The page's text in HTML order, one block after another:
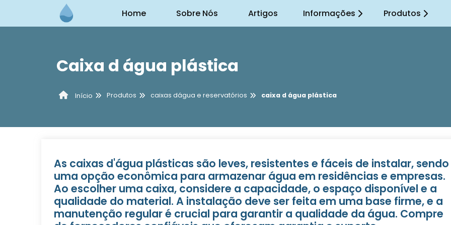
Home Sobre Nós Artigos Informações Produtos
Caixa d água plástica
Início Produtos caixas dágua e reservatórios caixa d água plástica
As caixas d'água plásticas são leves, resistentes e fáceis de instalar, sendo
uma opção econômica para armazenar água em residências e empresas.
Ao escolher uma caixa, considere a capacidade, o espaço disponível e a
qualidade do material. A instalação deve ser feita em uma base firme, e a
manutenção regular é crucial para garantir a qualidade da água. Compre